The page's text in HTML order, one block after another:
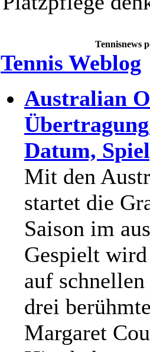
Tennisnews
Tennis Weblog
Australian
Datum,
Mit den
startet die
Saison im
Gespielt
auf
drei
Margaret